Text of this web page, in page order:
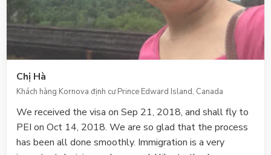
Chị Hà
Khách hàng Kornova định cư Prince Edward Island, Canada
We received the visa on Sep 21, 2018, and shall fly to
PEI on Oct 14, 2018. We are so glad that the process
has been all done smoothly. Immigration is a very